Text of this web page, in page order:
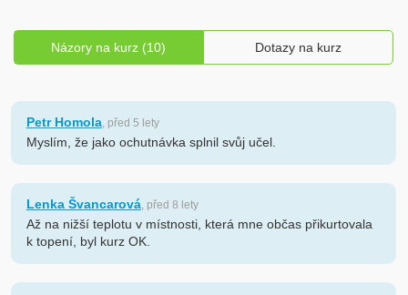
Názory na kurz (10) Dotazy na kurz
Petr Homola, před 5 lety
Myslím, že jako ochutnávka splnil svůj učel.
Lenka Švancarová, před 8 lety
Až na nižší teplotu v místnosti, která mne občas přikurtovala
k topení, byl kurz OK.